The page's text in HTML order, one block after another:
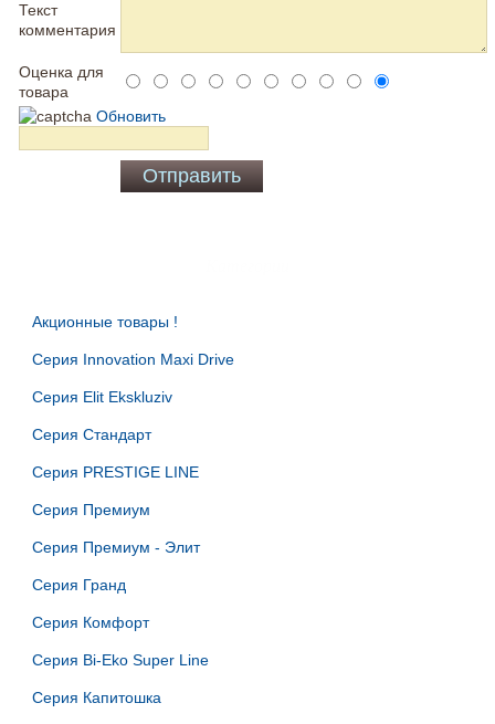
Текст
комментария
Оценка для
товара
Обновить
Акционные товары
Серия Innovation Maxi Drive
Серия Elit Ekskluziv
Серия Стандарт
Серия PRESTIGE LINE
Серия Премиум
Серия Премиум - Элит
Серия Гранд
Серия Комфорт
Серия Bi-Eko Super Line
Серия Капитошка